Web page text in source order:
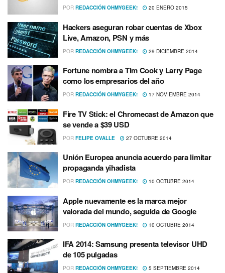
POR REDACCIÓN OHMYGEEK! 20 ENERO 2015
Hackers aseguran robar cuentas de Xbox
Live, Amazon, PSN y más
POR REDACCIÓN OHMYGEEK! 29 DICIEMBRE 2014
Fortune nombra a Tim Cook y Larry Page
como los empresarios del año
POR REDACCIÓN OHMYGEEK! 17 NOVIEMBRE 2014
Fire TV Stick: el Chromecast de Amazon que
se vende a $39 USD
POR FELIPE OVALLE 27 OCTUBRE 2014
Unión Europea anuncia acuerdo para limitar
propaganda yihadista
POR REDACCIÓN OHMYGEEK! 10 OCTUBRE 2014
Apple nuevamente es la marca mejor
valorada del mundo, seguida de Google
POR REDACCIÓN OHMYGEEK! 10 OCTUBRE 2014
IFA 2014: Samsung presenta televisor UHD
de 105 pulgadas
POR REDACCIÓN OHMYGEEK! 5 SEPTIEMBRE 2014